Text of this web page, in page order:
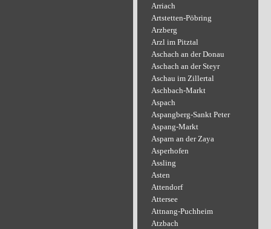
Arriach
Artstetten-Pöbring
Arzberg
Arzl im Pitztal
Aschach an der Donau
Aschach an der Steyr
Aschau im Zillertal
Aschbach-Markt
Aspach
Aspangberg-Sankt Peter
Aspang-Markt
Asparn an der Zaya
Asperhofen
Assling
Asten
Attendorf
Attersee
Attnang-Puchheim
Atzbach